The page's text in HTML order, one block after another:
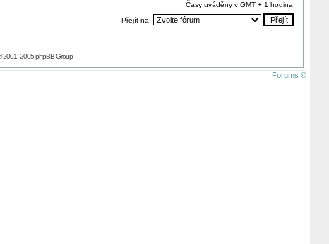
Časy uváděny v GMT + 1 hodina
Přejít na:
2001, 2005 phpBB Group
Forums ©